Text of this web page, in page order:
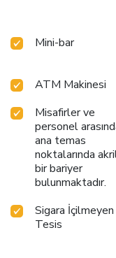
Mini-bar
ATM Makinesi
Misafirler ve
personel
ana temas
noktalarında
bir bariyer
bulunmaktadır.
Sigara İçilmeyen
Tesis